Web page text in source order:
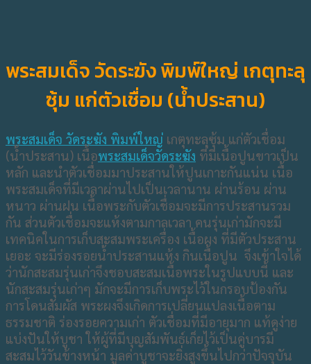
พระสมเด็จ วัดระฆัง พิมพ์ใหญ่ เกตุทะลุ
ซุ้ม แก่ตัวเชื่อม (น้ำประสาน)
พระสมเด็จ วัดระฆัง พิมพ์ใหญ่ เกตุทะลุซุ้ม แก่ตัวเชื่อม
(น้ำประสาน) เนื้อพระสมเด็จวัดระฆัง ที่มีเนื้อปูนขาวเป็น
หลัก และนำตัวเชื่อมมาประสานให้ปูนเกาะกันแน่น เนื้อ
พระสมเด็จที่มีเวลาผ่านไปเป็นเวลานาน ผ่านร้อน ผ่าน
หนาว ผ่านฝน เนื้อพระกับตัวเชื่อมจะมีการประสานรวม
กัน ส่วนตัวเชื่อมจะแห้งตามกาลเวลา คนรุ่นเก่ามักจะมี
เทคนิคในการเก็บสะสมพระเครื่อง เนื้อผง ที่มีตัวประสาน
เยอะ จะมีร่องรอยน้ำประสานแห้ง กินเนื้อปูน จึงเข้าใจได้
ว่านักสะสมรุ่นเก่าจึงชอบสะสมเนื้อพระในรูปแบบนี้ และ
นักสะสมรุ่นเก่าๆ มักจะมีการเก็บพระไว้ในกรอบป้องกัน
การโดนสัมผัส พระผงจึงเกิดการเปลี่ยนแปลงเนื้อตาม
ธรรมชาติ ร่องรอยความเก่า ตัวเชื่อมที่มีอายุมาก แท้ดูง่าย
แบ่งปันให้บูชา ให้ผู้ที่มีบุญสัมพันธ์เก็ยไว้เป็นคู่บารมี
สะสมไว้วันข้างหน้า มูลค่าบูชาจะยิ่งสูงขึ้นไปกว่าปัจจุบัน